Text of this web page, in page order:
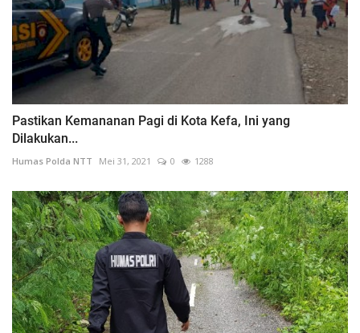
Pastikan Kemananan Pagi di Kota Kefa, Ini yang
Dilakukan...
Humas Polda NTT Mei 31, 2021 0 1288